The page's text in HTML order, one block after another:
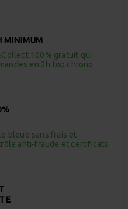
MINIMUM
100% gratuit qui
en 2h top chrono
bleue sans frais et
anti-fraude et certificats